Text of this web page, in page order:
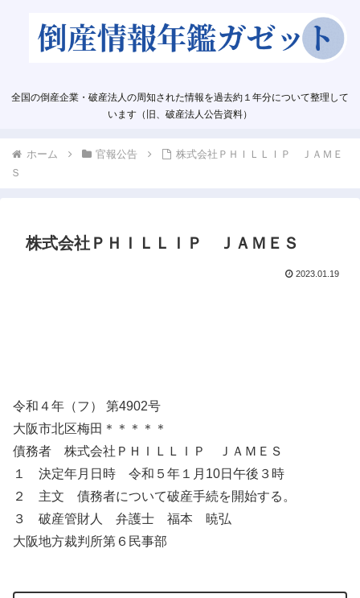
全国の倒産企業・破産法人の周知された情報を過去約１年分について整理して
います（旧、破産法人公告資料）
ホーム 官報公告
株式会社ＰＨＩＬＬＩＰ ＪＡＭＥ
Ｓ
株式会社ＰＨＩＬＬＩＰ ＪＡＭＥＳ
2023.01.19
令和４年（フ） 第4902号
大阪市北区梅田＊＊＊＊＊
債務者 株式会社ＰＨＩＬＬＩＰ ＪＡＭＥＳ
１ 決定年月日時 令和５年１月10日午後３時
２ 主文 債務者について破産手続を開始する。
３ 破産管財人 弁護士 福本 暁弘
大阪地方裁判所第６民事部